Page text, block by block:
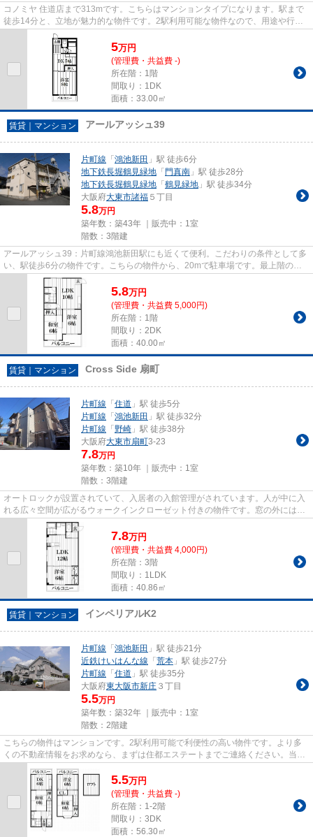
コノミヤ 住道店まで313mです。こちらはマンションタイプになります。駅まで
徒歩14分と、立地が魅力的な物件です。2駅利用可能な物件なので、用途や行き
先に応じて経路を選択できます...
5万円
(管理費・共益費 -)
所在階：1階
間取り：1DK
面積：33.00㎡
賃貸｜マンション アールアッシュ39
片町線 「 鴻池新田 」駅 徒歩6分
地下鉄長堀鶴見緑地 「 門真南 」駅 徒歩28分
地下鉄長堀鶴見緑地 「 鶴見緑地 」駅 徒歩34分
大阪府大東市諸福 ５丁目
5.8万円
築年数：築43年 ｜販売中： 1室
階数：3階建
アールアッシュ39：片町線鴻池新田駅にも近くて便利。こだわりの条件として多
い、駅徒歩6分の物件です。こちらの物件から、20mで駐車場です。最上階のマ
ンションです。できるだけ早め...
5.8万円
(管理費・共益費 5,000円)
所在階：1階
間取り：2DK
面積：40.00㎡
賃貸｜マンション Cross Side 扇町
片町線 「 住道 」駅 徒歩5分
片町線 「 鴻池新田 」駅 徒歩32分
片町線 「 野崎 」駅 徒歩38分
大阪府大東市扇町3-23
7.8万円
築年数：築10年 ｜販売中： 1室
階数：3階建
オートロックが設置されていて、入居者の入館管理がされています。人が中に入
れる広々空間が広がるウォークインクローゼット付きの物件です。窓の外には素
晴らしい景色が広がるマンシ...
7.8万円
(管理費・共益費 4,000円)
所在階：3階
間取り：1LDK
面積：40.86㎡
賃貸｜マンション インペリアルK2
片町線 「 鴻池新田 」駅 徒歩21分
近鉄けいはんな線 「 荒本 」駅 徒歩27分
片町線 「 住道 」駅 徒歩35分
大阪府東大阪市新庄 ３丁目
5.5万円
築年数：築32年 ｜販売中： 1室
階数：2階建
こちらの物件はマンションです。2駅利用可能で利便性の高い物件です。より多
くの不動産情報をお求めなら、まずは住都エステートまでご連絡ください。当社
では、片町線鴻池新田駅を中心...
5.5万円
(管理費・共益費 -)
所在階：1-2階
間取り：3DK
面積：56.30㎡